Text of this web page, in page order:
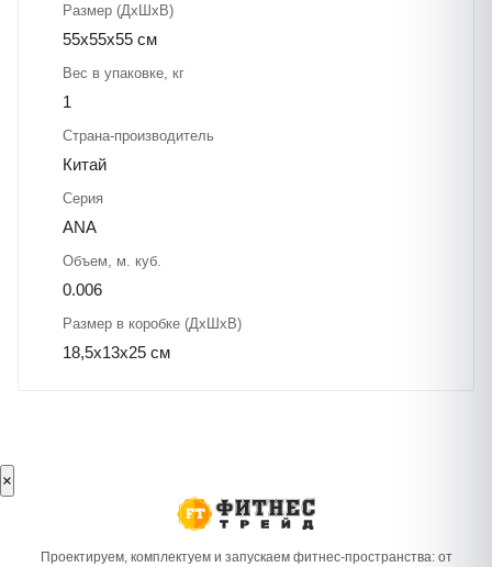
Размер (ДхШхВ)
55х55х55 см
Вес в упаковке, кг
1
Страна-производитель
Китай
Серия
ANA
Объем, м. куб.
0.006
Размер в коробке (ДхШхВ)
18,5х13х25 см
×
Проектируем, комплектуем и запускаем фитнес-пространства: от